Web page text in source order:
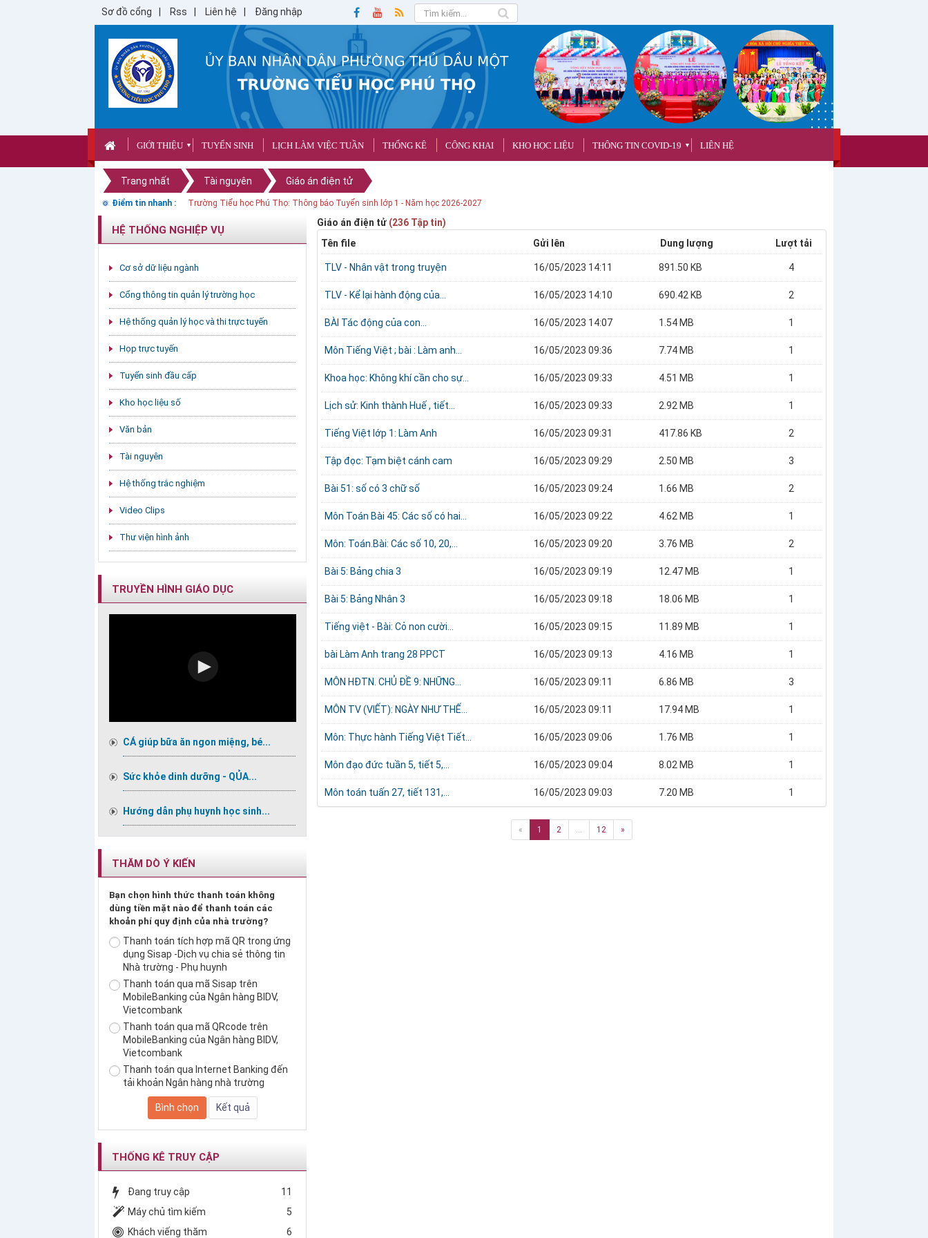
Sơ đồ cổng Rss Liên hệ Đăng nhập
GIỚI THIỆU ▼ TUYỂN SINH LỊCH LÀM VIỆC TUẦN THỐNG KÊ CÔNG KHAI KHO HỌC LIỆU THÔNG TIN COVID-19 ▼ LIÊN HỆ
Trang nhất Tài nguyên Giáo án điện tử
Điểm tin nhanh : Trường Tiểu học Phú Thọ: Thông báo Tuyển sinh lớp 1 - Năm học 2026-2027
Giáo án điện tử (236 Tập tin)
Tên file
Gửi lên Dung lượng Lượt tải
TLV - Nhân vật trong truyện 16/05/2023 14:11 891.50 KB 4
TLV - Kể lại hành động của... 16/05/2023 14:10 690.42 KB 2
BÀI Tác động của con... 16/05/2023 14:07 1.54 MB 1
Môn Tiếng Việt ; bài : Làm anh... 16/05/2023 09:36 7.74 MB 1
Khoa học: Không khí cần cho sự... 16/05/2023 09:33 4.51 MB 1
Lịch sử: Kinh thành Huế , tiết... 16/05/2023 09:33 2.92 MB 1
Tiếng Việt lớp 1: Làm Anh 16/05/2023 09:31 417.86 KB 2
Tập đọc: Tạm biệt cánh cam 16/05/2023 09:29 2.50 MB 3
Bài 51: số có 3 chữ số 16/05/2023 09:24 1.66 MB 2
Môn Toán Bài 45: Các số có hai... 16/05/2023 09:22 4.62 MB 1
Môn: Toán.Bài: Các số 10, 20,... 16/05/2023 09:20 3.76 MB 2
Bài 5: Bảng chia 3 16/05/2023 09:19 12.47 MB 1
Bài 5: Bảng Nhân 3 16/05/2023 09:18 18.06 MB 1
Tiếng việt - Bài: Cỏ non cười... 16/05/2023 09:15 11.89 MB 1
bài Làm Anh trang 28 PPCT 16/05/2023 09:13 4.16 MB 1
MÔN HĐTN. CHỦ ĐỀ 9: NHỮNG... 16/05/2023 09:11 6.86 MB 3
MÔN TV (VIẾT): NGÀY NHƯ THẾ... 16/05/2023 09:11 17.94 MB 1
Môn: Thực hành Tiếng Việt Tiết... 16/05/2023 09:06 1.76 MB 1
Môn đạo đức tuần 5, tiết 5,... 16/05/2023 09:04 8.02 MB 1
Môn toán tuấn 27, tiết 131,... 16/05/2023 09:03 7.20 MB 1
« 1 2 ... 12 »
HỆ THỐNG NGHIỆP VỤ
Cơ sở dữ liệu ngành
Cổng thông tin quản lý trường học
Hệ thống quản lý học và thi trực tuyến
Họp trực tuyến
Tuyển sinh đầu cấp
Kho học liệu số
Văn bản
Tài nguyên
Hệ thống trắc nghiệm
Video Clips
Thư viện hình ảnh
TRUYỀN HÌNH GIÁO DỤC
CÁ giúp bữa ăn ngon miệng, bé...
Sức khỏe dinh dưỡng - QỦA...
Hướng dẫn phụ huynh học sinh...
THĂM DÒ Ý KIẾN
Bạn chọn hình thức thanh toán không
dùng tiền mặt nào để thanh toán các
khoản phí quy định của nhà trường?
Thanh toán tích hợp mã QR trong ứng
dụng Sisap -Dịch vụ chia sẻ thông tin
Nhà trường - Phụ huynh
Thanh toán qua mã Sisap trên
MobileBanking của Ngân hàng BIDV,
Vietcombank
Thanh toán qua mã QRcode trên
MobileBanking của Ngân hàng BIDV,
Vietcombank
Thanh toán qua Internet Banking đến
tải khoản Ngân hàng nhà trường
THỐNG KÊ TRUY CẬP
Đang truy cập
11
Máy chủ tìm kiếm
5
Khách viếng thăm
6